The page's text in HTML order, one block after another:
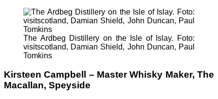
The Ardbeg Distillery on the Isle of Islay. Foto:
visitscotland, Damian Shield, John Duncan, Paul
Tomkins
Kirsteen Campbell – Master Whisky Maker, The
Macallan, Speyside